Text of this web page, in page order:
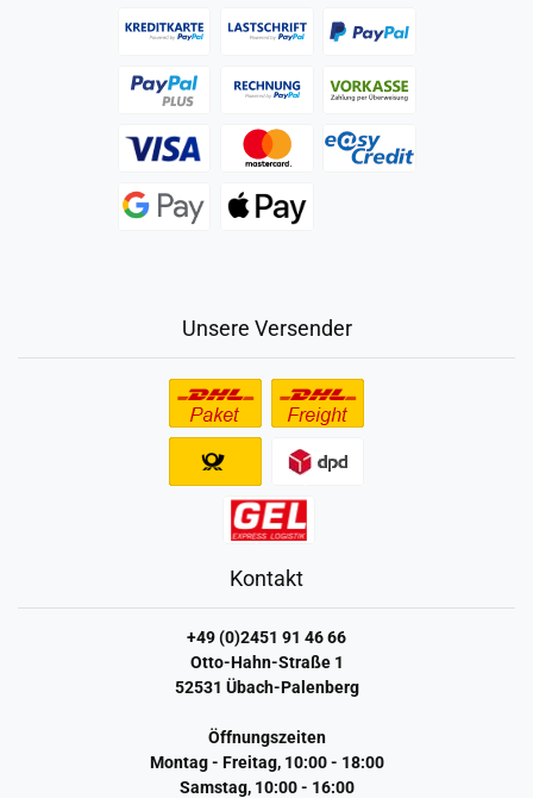
Unsere Versender
Kontakt
+49 (0)2451 91 46 66
Otto-Hahn-Straße 1
52531 Übach-Palenberg
Öffnungszeiten
Montag - Freitag, 10:00 - 18:00
Samstag, 10:00 - 16:00